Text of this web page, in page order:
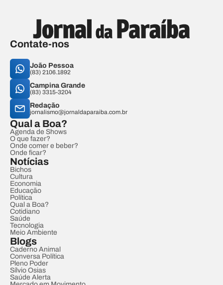
Contate-nos
João Pessoa
(83) 2106.1892
Campina Grande
(83) 3315-3204
Redação
jornalismo@jornaldaparaiba.com.br
Qual a Boa?
Agenda de Shows
O que fazer?
Onde comer e beber?
Onde ficar?
Notícias
Bichos
Cultura
Economia
Educação
Política
Qual a Boa?
Cotidiano
Saúde
Tecnologia
Meio Ambiente
Blogs
Caderno Animal
Conversa Política
Pleno Poder
Sílvio Osias
Saúde Alerta